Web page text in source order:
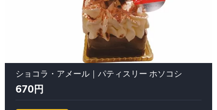
ショコラ・アメール｜パティスリー ホソコシ
670円